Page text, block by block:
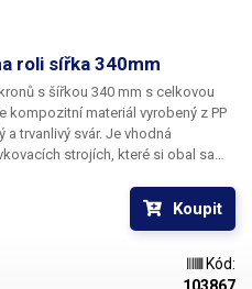
roli sířka 340mm
s šířkou 340 mm s celkovou
kompozitní materiál vyrobený z PP
a trvanlivý svár. Je vhodná
strojích, které si obal samy
jí použít také s jinými stroji v
je možné použít také pro
vůči vodě a teplotám od -40°C do
sáčku s čajem, kávových filtrů,
Koupit
Kód: